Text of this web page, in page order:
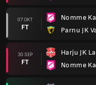
07 OKT
FT
Nomme
Parnu JK
30 SEP
FT
Harju JK
Nomme